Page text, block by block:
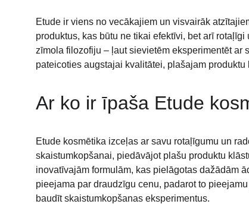
Etude ir viens no vecākajiem un visvairāk
produktus, kas būtu ne tikai efektīvi, bet arī
zīmola filozofiju – ļaut sievietēm eksperimentēt ar
pateicoties augstajai kvalitātei, plašajam
Ar ko ir īpaša Etude
Etude kosmētika izceļas ar savu rotaļīgumu un
skaistumkopšanai, piedāvājot plašu produktu
inovatīvajām formulām, kas pielāgotas dažādām
pieejama par draudzīgu cenu, padarot to
baudīt skaistumkopšanas eksperimentus.